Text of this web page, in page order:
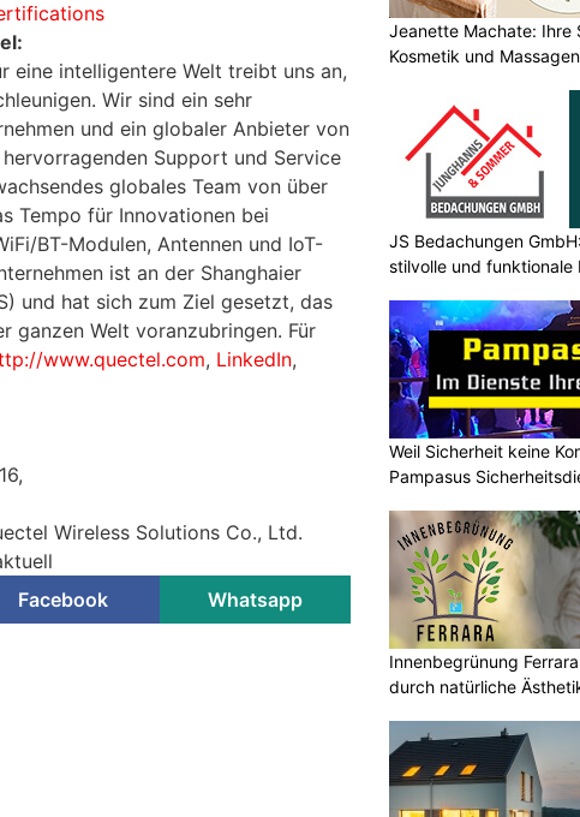
eine intelligentere Welt treibt uns an,
Wir sind ein sehr
und ein globaler Anbieter von
Support und Service
globales Team von über
Tempo für Innovationen bei
BT-Modulen, Antennen und IoT-
ist an der Shanghaier
und hat sich zum Ziel gesetzt, das
ganzen Welt voranzubringen. Für
www.quectel.com, LinkedIn,
Wireless Solutions Co., Ltd.
Facebook Whatsapp
Jeanette Machate: Ihre
Kosmetik und
JS Bedachungen
stilvolle und funktionale
Weil Sicherheit keine
Pampasus
Innenbegrünung
durch natürliche